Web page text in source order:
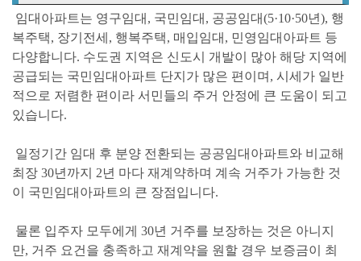
임대아파트는 영구임대, 국민임대, 공공임대(5·10·50년), 행
복주택, 장기전세, 행복주택, 매입임대, 민영임대아파트 등
다양합니다. 수도권 지역은 신도시 개발이 많아 해당 지역에
공급되는 국민임대아파트 단지가 많은 편이며, 시세가 일반
적으로 저렴한 편이라 서민들의 주거 안정에 큰 도움이 되고
있습니다.
일정기간 임대 후 분양 전환되는 공공임대아파트와 비교해
최장 30년까지 2년 마다 재계약하며 계속 거주가 가능한 것
이
국민임대아파트의 큰 장점입니다.
물론 입주자 모두에게 30년 거주를 보장하는 것은 아니지
만, 거주 요건을 충족하고 재계약을 원할 경우 보증금이 최